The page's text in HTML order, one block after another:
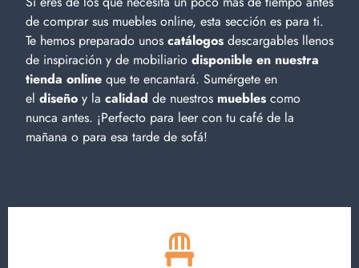
de comprar sus muebles online, esta sección es para ti.
Te hemos preparado unos catálogos descargables llenos
de inspiración y de mobiliario disponible en nuestra
tienda online que te encantará. Sumérgete en
el diseño y la calidad de nuestros muebles como
nunca antes. ¡Perfecto para leer con tu café de la
mañana o para esa tarde de sofá!